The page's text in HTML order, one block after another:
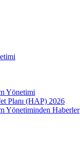
Yönetimi
Planı (HAP) 2026
Yönetiminden Haberler